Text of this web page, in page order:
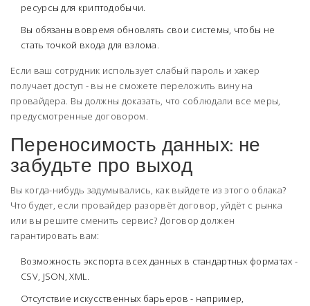
ресурсы для криптодобычи.
Вы обязаны вовремя обновлять свои системы, чтобы не
стать точкой входа для взлома.
Если ваш сотрудник использует слабый пароль и хакер
получает доступ - вы не сможете переложить вину на
провайдера. Вы должны доказать, что соблюдали все меры,
предусмотренные договором.
Переносимость данных: не
забудьте про выход
Вы когда-нибудь задумывались, как выйдете из этого облака?
Что будет, если провайдер разорвёт договор, уйдёт с рынка
или вы решите сменить сервис? Договор должен
гарантировать вам:
Возможность экспорта всех данных в стандартных форматах -
CSV, JSON, XML.
Отсутствие искусственных барьеров - например,